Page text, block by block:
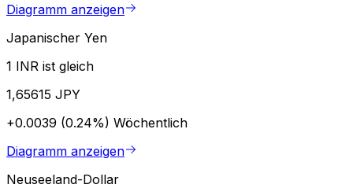
Diagramm anzeigen
Japanischer Yen
1 INR ist gleich
1,65615 JPY
+0.0039 (0.24%) Wöchentlich
Diagramm anzeigen
Neuseeland-Dollar